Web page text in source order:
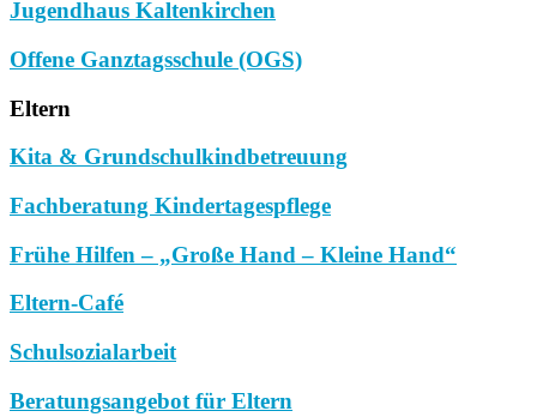
Jugendhaus Kaltenkirchen
Offene Ganztagsschule (OGS)
Eltern
Kita & Grundschulkindbetreuung
Fachberatung Kindertagespflege
Frühe Hilfen – „Große Hand – Kleine Hand“
Eltern-Café
Schulsozialarbeit
Beratungsangebot für Eltern